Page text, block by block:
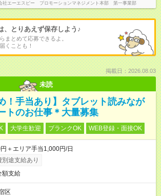
社エーエスピー プロモーションマネジメント本部 第一事業部
、とりあえず保存しよう♪
まとめて応募できるよ。
くことも！
掲載日：2026.08.03
未読
！手当あり】タブレット読みなが
トのお仕事＊大量募集
大学生歓迎 ブランクOK WEB登録・面接OK
＋エリア手当1,000円/日
別途支給あり
額支給
区